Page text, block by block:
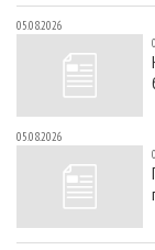
05.08.2026
05.08.2026